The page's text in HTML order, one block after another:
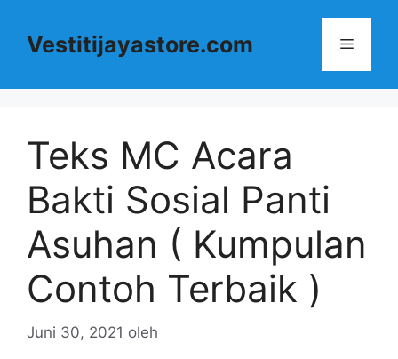
Vestitijayastore.com Menu
Teks MC Acara
Bakti Sosial Panti
Asuhan ( Kumpulan
Contoh Terbaik )
Juni 30, 2021 oleh